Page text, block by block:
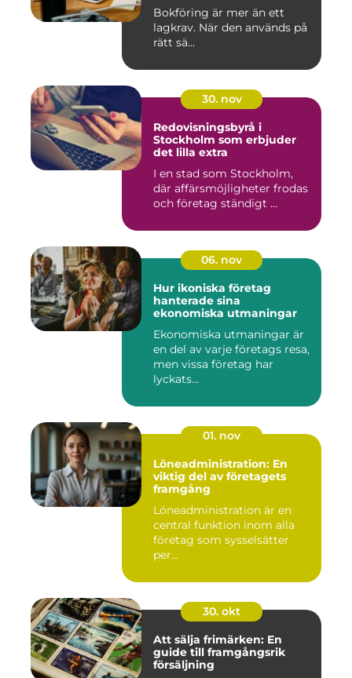
Bokföring är mer än ett
lagkrav. När den används på
rätt sä...
30. nov
Redovisningsbyrå i
Stockholm som erbjuder
det lilla extra
I en stad som Stockholm,
där affärsmöjligheter frodas
och företag ständigt ...
06. nov
Hur ikoniska företag
hanterade sina
ekonomiska utmaningar
Ekonomiska utmaningar är
en del av varje företags resa,
men vissa företag har
lyckats...
01. nov
Löneadministration: En
viktig del av företagets
framgång
Löneadministration är en
central funktion inom alla
företag som sysselsätter
per...
30. okt
Att sälja frimärken: En
guide till framgångsrik
försäljning